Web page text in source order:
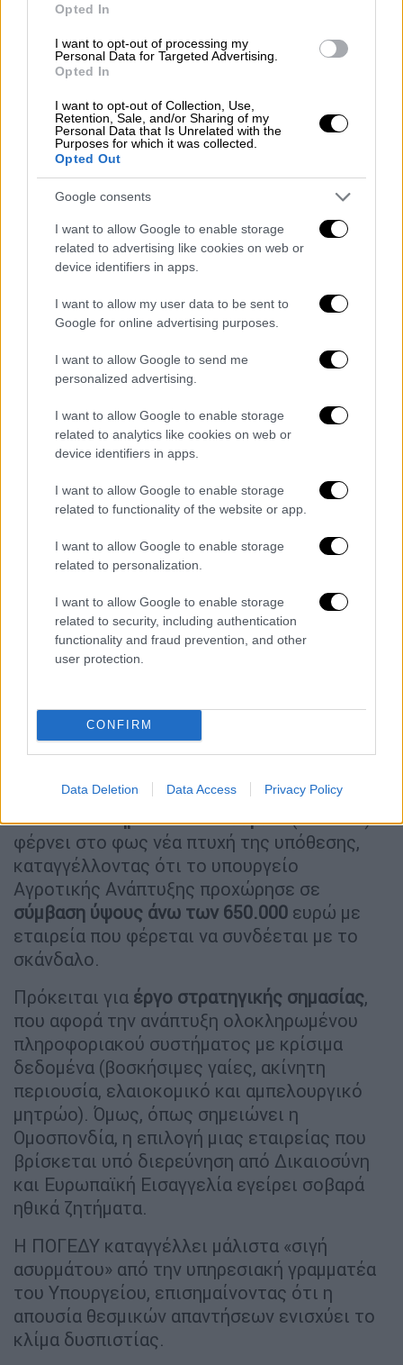
Opted In
I want to opt-out of processing my
Personal Data for Targeted Advertising.
Opted In
I want to opt-out of Collection, Use,
Retention, Sale, and/or Sharing of my
Personal Data that Is Unrelated with the
Purposes for which it was collected.
Opted Out
Google consents
I want to allow Google to enable storage
related to advertising like cookies on web or
device identifiers in apps.
I want to allow my user data to be sent to
Google for online advertising purposes.
I want to allow Google to send me
personalized advertising.
I want to allow Google to enable storage
related to analytics like cookies on web or
device identifiers in apps.
I want to allow Google to enable storage
related to functionality of the website or app.
I want to allow Google to enable storage
related to personalization.
I want to allow Google to enable storage
related to security, including authentication
functionality and fraud prevention, and other
user protection.
CONFIRM
Data Deletion Data Access Privacy Policy
βουλευτής της Νέας Δημοκρατίας
Κουβέντες», τόνισε ότι κανένα στέλεχος
που έχει οποιαδήποτε εμπλοκή σε
παράνομες επιδοτήσεις δεν έχει θέση στο
κόμμα.
Στο μικροσκόπιο έχει βρεθεί το
Καλλιόπης ΣεμερτζίδουκαιΧρήστου
Μαγειρία. Η κ. Σεμερτζίδου παραιτήθηκε
πρόσφατα από τη θέση της συντονίστριας
Κοινοτικών Πόρων της ΝΔ, μετά τις
αναφορές για επιδοτήσεις που ελέγχονται
από τον εισαγγελέα. Εντύπωση προκαλεί το
γεγονός ότι ακίνητο που πώλησε και
φιλοξενούσε γνωστή επιχείρηση εστίασης,
πλέον στεγάζει εταιρεία γεωπονικού
προς τον ΟΠΕΚΕΠΕ -μεεπικεφαλής πρώην
πρόεδρο του Οργανισμού.
Καταγγελία ΠΟΓΕΔΥ: Σύμβαση
650.000 ευρώ με εμπλεκόμενη
εταιρεία
Την ίδια ώρα, η
Πανελλήνια Ένωση
Γεωπόνων Δημοσίων Υπαλλήλων(ΠΟΓΕΔΥ)
φέρνει στο φως νέα πτυχή της υπόθεσης,
καταγγέλλοντας ότι το υπουργείο
Αγροτικής Ανάπτυξης προχώρησε σε
σύμβαση ύψους άνω των 650.000 ευρώ με
εταιρεία που φέρεται να συνδέεται με το
σκάνδαλο.
Πρόκειται για έργο στρατηγικής σημασίας,
που αφορά την ανάπτυξη ολοκληρωμένου
πληροφοριακού συστήματος με κρίσιμα
δεδομένα (βοσκήσιμες γαίες, ακίνητη
περιουσία, ελαιοκομικό και αμπελουργικό
μητρώο). Όμως, όπως σημειώνει η
Ομοσπονδία, η επιλογή μιας εταιρείας που
βρίσκεται υπό διερεύνηση από Δικαιοσύνη
και Ευρωπαϊκή Εισαγγελία εγείρει σοβαρά
ηθικά ζητήματα.
Η ΠΟΓΕΔΥ καταγγέλλει μάλιστα «σιγή
ασυρμάτου» από την υπηρεσιακή γραμματέα
του Υπουργείου, επισημαίνοντας ότι η
απουσία θεσμικών απαντήσεων ενισχύει το
κλίμα δυσπιστίας.